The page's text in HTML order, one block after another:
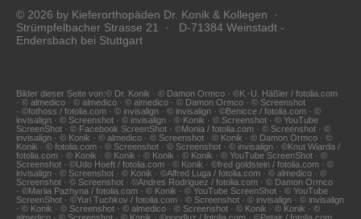
© 2026 by Kieferorthopäden Dr. Konik & Kollegen ·
Strümpfelbacher Strasse 21 · D-71384 Weinstadt -
Endersbach bei Stuttgart
Bilder dieser Seite von:© Dr. Konik · © Damon Ormco · ©K.-U. Häßler / fotolia.com
· © almedico · © almedico · © almedico · © Damon Ormco · © Screenshot
· ©fothoss / fotolia.com · © invisalign · © invisalign · ©Benicce / fotolia.com · ©
invisalign · © Screenshot · © invisalign · © Konik · © Screenshot · © YouTube
ScreenShot · © Facebook ScreenShot · ©Monia / fotolia.com · © Screenshot · ©
invisalign · © Konik · © almedico · © Screenshot · © Konik · © Damon Ormco · ©
Konik · © fotolia.com · © Screenshot · © Screenshot · © invisalign · ©Knut Wiarda /
fotolia.com · © Konik · © Konik · © Konik · © Konik · © YouTube ScreenShot · ©
Screenshot · ©Udo Hoeft / fotolia.com · © Konik · ©fred goldstein / fotolia.com · ©
invisalign · © Screenshot · © Konik · ©Alfred Luga / fotolia.com · © almedico · ©
Screenshot · © Screenshot · ©Andres Rodriguez / fotolia.com · © Damon Ormco
· ©Mariia Pazhyna / fotolia.com · © Konik · © YouTube ScreenShot · © YouTube
ScreenShot · ©Yuri Tuchkov / fotolia.com · © Screenshot · © invisalign · © invisalign
· © Konik · © Screenshot · © almedico · © Screenshot · © Konik · © Konik · ©